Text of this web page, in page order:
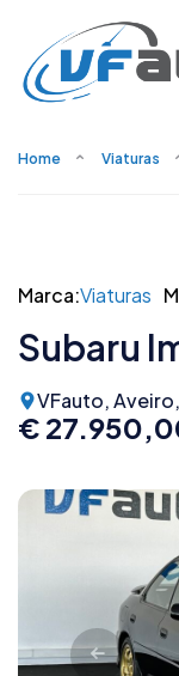
Home Viaturas
Marca:Viaturas
Subaru
VFauto,
€